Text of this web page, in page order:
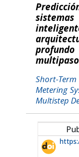
multipaso
Short-
Metering
Multistep